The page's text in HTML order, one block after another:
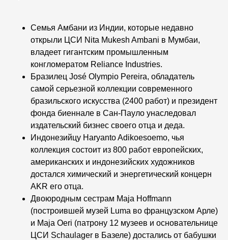
Семья Амбани из Индии, которые недавно
открыли ЦСИ Nita Mukesh Ambani в Мумбаи,
владеет гигантским промышленным
конгломератом Reliance Industries.
Бразилец José Olympio Pereira, обладатель
самой серьезной коллекции современного
бразильского искусства (2400 работ) и президент
фонда биеннале в Сан-Пауло унаследовал
издательский бизнес своего отца и деда.
Индонезийцу Haryanto Adikoesoemo, чья
коллекция состоит из 800 работ европейских,
американских и индонезийских художников
достался химический и энергетический концерн
AKR его отца.
Двоюродным сестрам Maja Hoffmann
(построившей музей Luma во французском Арле)
и Maja Oeri (патрону 12 музеев и основательнице
ЦСИ Schaulager в Базеле) достались от бабушки